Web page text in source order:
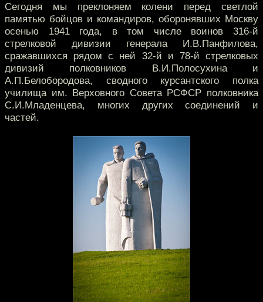
Сегодня мы преклоняем колени перед светлой
памятью бойцов и командиров, оборонявших Москву
осенью 1941 года, в том числе воинов 316-й
стрелковой дивизии генерала И.В.Панфилова,
сражавшихся рядом с ней 32-й и 78-й стрелковых
дивизий полковников В.И.Полосухина и
А.П.Белобородова, сводного курсантского полка
училища им. Верховного Совета РСФСР полковника
С.И.Младенцева, многих других соединений и
частей.